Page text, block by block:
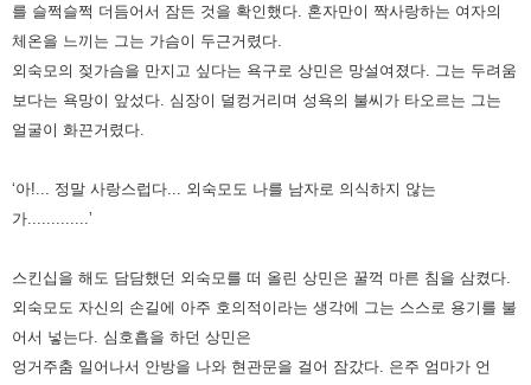
를 슬쩍슬쩍 더듬어서 잠든 것을 확인했다. 혼자만이 짝사랑하는 여자의
체온을 느끼는 그는 가슴이 두근거렸다.
외숙모의 젖가슴을 만지고 싶다는 욕구로 상민은 망설여졌다.
그는 두려움
보다는 욕망이 앞섰다. 심장이 덜컹거리며 성욕의 불씨가 타오르는 그는
얼굴이 화끈거렸다.
‘아!... 정말 사랑스럽다... 외숙모도 나를 남자로 의식하지 않는
가.............’
스킨십을 해도 담담했던 외숙모를 떠 올린 상민은 꿀꺽 마른 침을 삼켰다.
외숙모도 자신의 손길에 아주 호의적이라는 생각에 그는 스스로 용기를 불
어서 넣는다. 심호흡을 하던 상민은
엉거주춤 일어나서 안방을 나와 현관문을 걸어 잠갔다. 은주 엄마가 언